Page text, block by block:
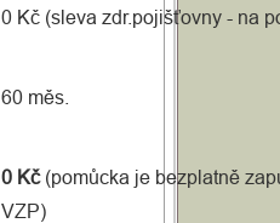
0 Kč (sleva zdr.pojišťovny - na
60 měs.
0 Kč(pomůcka je bezplatně
VZP)